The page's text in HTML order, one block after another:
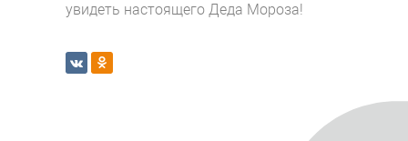
увидеть настоящего Деда Мороза!